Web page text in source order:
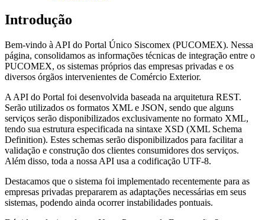
Introdução
Bem-vindo à API do Portal Único Siscomex (PUCOMEX). Nessa
página, consolidamos as informações técnicas de integração entre o
PUCOMEX, os sistemas próprios das empresas privadas e os
diversos órgãos intervenientes de Comércio Exterior.
A API do Portal foi desenvolvida baseada na arquitetura REST.
Serão utilizados os formatos XML e JSON, sendo que alguns
serviços serão disponibilizados exclusivamente no formato XML,
tendo sua estrutura especificada na sintaxe XSD (XML Schema
Definition). Estes schemas serão disponibilizados para facilitar a
validação e construção dos clientes consumidores dos serviços.
Além disso, toda a nossa API usa a codificação UTF-8.
Destacamos que o sistema foi implementado recentemente para as
empresas privadas prepararem as adaptações necessárias em seus
sistemas, podendo ainda ocorrer instabilidades pontuais.